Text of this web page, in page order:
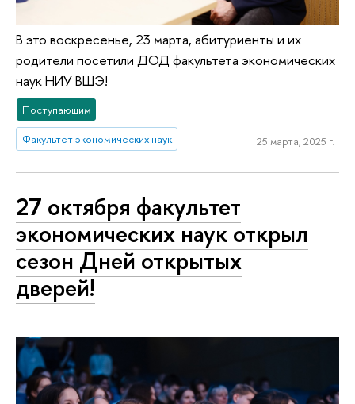
В это воскресенье, 23 марта, абитуриенты и их
родители посетили ДОД факультета экономических
наук НИУ ВШЭ!
Поступающим
Факультет экономических наук 25 марта, 2025 г.
27 октября факультет
экономических наук открыл
сезон Дней открытых
дверей!